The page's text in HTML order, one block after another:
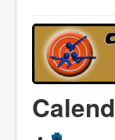
Incio
Saludos
Historia del
Contactar
Instalaciones